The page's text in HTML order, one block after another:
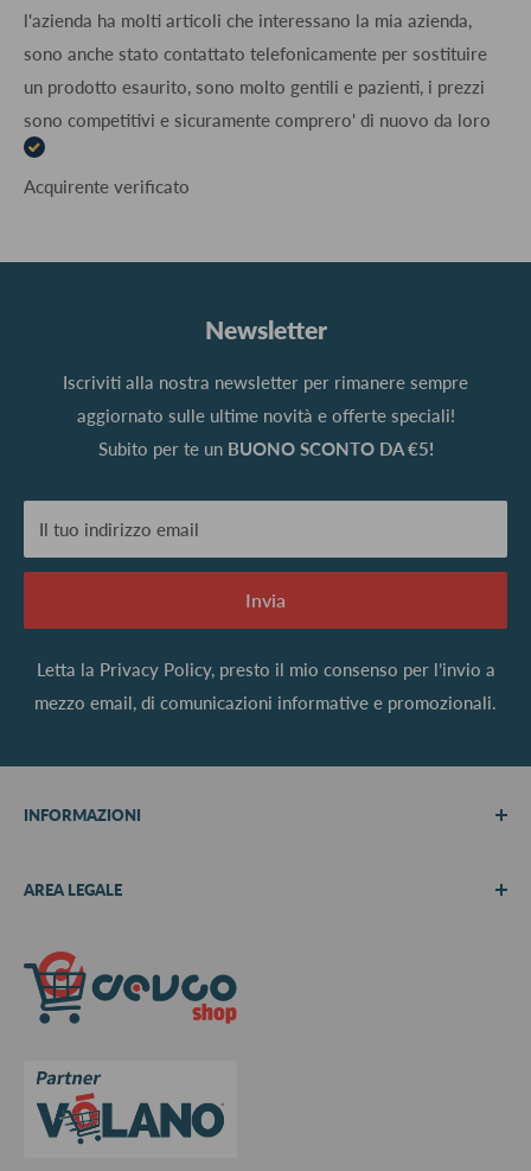
l'azienda ha molti articoli che interessano la mia azienda,
sono anche stato contattato telefonicamente per sostituire
un prodotto esaurito, sono molto gentili e pazienti, i prezzi
sono competitivi e sicuramente comprero' di nuovo da loro
Acquirente verificato
Newsletter
Iscriviti alla nostra newsletter per rimanere sempre
aggiornato sulle ultime novità e offerte speciali!
Subito per te un BUONO SCONTO DA €5!
Il tuo indirizzo email
Invia
Letta la Privacy Policy, presto il mio consenso per l’invio a
mezzo email, di comunicazioni informative e promozionali.
INFORMAZIONI
Metodi di pagamento
Richiedi preventivo
Contattaci
AREA LEGALE
Informativa su resi e rimborsi
Privacy Policy
Aggiorna le preferenze sui cookie